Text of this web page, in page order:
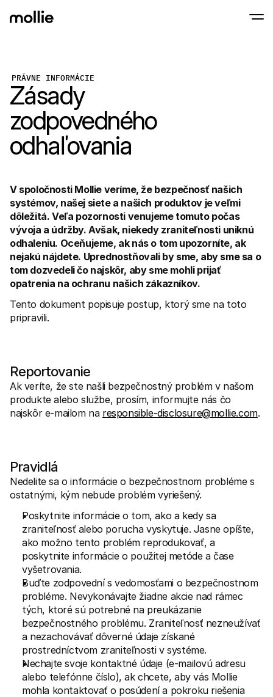
PRÁVNE INFORMÁCIE
Zásady
zodpovedného
odhaľovania
V spoločnosti Mollie veríme, že bezpečnosť našich
systémov, našej siete a našich produktov je veľmi
dôležitá. Veľa pozornosti venujeme tomuto počas
vývoja a údržby. Avšak, niekedy zraniteľnosti uniknú
odhaleniu. Oceňujeme, ak nás o tom upozorníte, ak
nejakú nájdete. Uprednostňovali by sme, aby sme sa o
tom dozvedeli čo najskôr, aby sme mohli prijať
opatrenia na ochranu našich zákazníkov.
Tento dokument popisuje postup, ktorý sme na toto
pripravili.
Reportovanie
Ak veríte, že ste našli bezpečnostný problém v našom
produkte alebo službe, prosím, informujte nás čo
najskôr e-mailom na responsible-disclosure@mollie.com.
Pravidlá
Nedelite sa o informácie o bezpečnostnom probléme s
ostatnými, kým nebude problém vyriešený.
Poskytnite informácie o tom, ako a kedy sa
zraniteľnosť alebo porucha vyskytuje. Jasne opíšte,
ako možno tento problém reprodukovať, a
poskytnite informácie o použitej metóde a čase
vyšetrovania.
Buďte zodpovední s vedomosťami o bezpečnostnom
probléme. Nevykonávajte žiadne akcie nad rámec
tých, ktoré sú potrebné na preukázanie
bezpečnostného problému. Zraniteľnosť nezneužívať
a nezachovávať dôverné údaje získané
prostredníctvom zraniteľnosti v systéme.
Nechajte svoje kontaktné údaje (e-mailovú adresu
alebo telefónne číslo), ak chcete, aby vás Mollie
mohla kontaktovať o posúdení a pokroku riešenia
platby
Akceptácia a riziko
Zabráňte podvodom
optimalizujte
Partneri
Pre agentúry
Zistite viac o našom programe partnerských agentúr
Portál pre vývojárov
Objavte zdroje a aktualizácie pre vývojárov
Knižnice
Integrujte Mollie s pripravenými knižnicami
Komunita na Discorde
Pridajte sa do našej komunity vývojárov
Stav
O nás
Zistite viac o našom príbehu a
hodnotách
Novinky
Prečítajte si najnovšie správy od
Mollie
Kariéra
Príďte pracovať k nám - hľadáme
nových zamestnancov!
Kontakt
Pre nakupujúcich
Zistite, prečo sa Mollie objavila vo vašom bankovom výpise
Pre zákazníkov Mollie
Kontaktujte náš tím zákazníckej podpory
Kontaktujte obchodné oddelenie
Zistite, ako môžeme pomôcť vašej firme